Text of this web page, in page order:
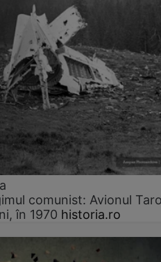
comunist: Avionul
în 1970 historia.ro